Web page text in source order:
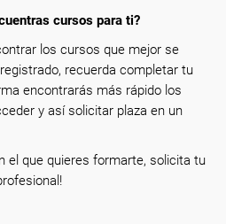
cursos para ti?
los cursos que mejor se
recuerda completar tu
encontrarás más rápido los
y así solicitar plaza en un
el que quieres formarte, solicita tu